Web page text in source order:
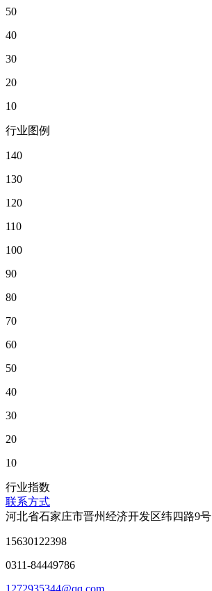
50
40
30
20
10
行业图例
140
130
120
110
100
90
80
70
60
50
40
30
20
10
行业指数
联系方式
河北省石家庄市晋州经济开发区纬四路9号
15630122398
0311-84449786
1272935344@qq.com